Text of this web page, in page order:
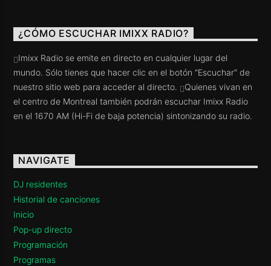
PROGRAMA ACTUAL
HEXAGON RADIO
22:00 23:00
Imixx Radio
¿CÓMO ESCUCHAR IMIXX RADIO?
Imixx Radio se emite en directo en cualquier lugar del
mundo. Sólo tienes que hacer clic en el botón "Escuchar" de
nuestro sitio web para acceder al directo.
Quienes vivan en
el centro de Montreal también podrán escuchar Imixx Radio
en el 1670 AM (Hi-Fi de baja potencia) sintonizando su radio.
NAVIGATE
DJ residentes
Historial de canciones
Inicio
Pop-up directo
Programación
Programas